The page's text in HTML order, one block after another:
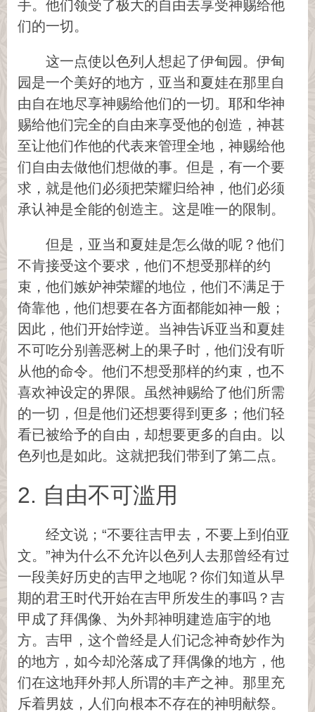
手。他们领受了极大的自由去享受神赐给他
们的一切。
这一点使以色列人想起了伊甸园。伊甸
园是一个美好的地方，亚当和夏娃在那里自
由自在地尽享神赐给他们的一切。耶和华神
赐给他们完全的自由来享受他的创造，神甚
至让他们作他的代表来管理全地，神赐给他
们自由去做他们想做的事。但是，有一个要
求，就是他们必须把荣耀归给神，他们必须
承认神是全能的创造主。这是唯一的限制。
但是，亚当和夏娃是怎么做的呢？他们
不肯接受这个要求，他们不想受那样的约
束，他们嫉妒神荣耀的地位，他们不满足于
倚靠他，他们想要在各方面都能如神一般；
因此，他们开始悖逆。当神告诉亚当和夏娃
不可吃分别善恶树上的果子时，他们没有听
从他的命令。他们不想受那样的约束，也不
喜欢神设定的界限。虽然神赐给了他们所需
的一切，但是他们还想要得到更多；他们轻
看已被给予的自由，却想要更多的自由。以
色列也是如此。这就把我们带到了第二点。
2. 自由不可滥用
经文说；“不要往吉甲去，不要上到伯亚
文。”神为什么不允许以色列人去那曾经有过
一段美好历史的吉甲之地呢？你们知道从早
期的君王时代开始在吉甲所发生的事吗？吉
甲成了拜偶像、为外邦神明建造庙宇的地
方。吉甲，这个曾经是人们记念神奇妙作为
的地方，如今却沦落成了拜偶像的地方，他
们在这地拜外邦人所谓的丰产之神。那里充
斥着男妓，人们向根本不存在的神明献祭。